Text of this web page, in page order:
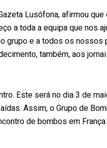
Lusófona, afirmou
a toda a equipa que nos
grupo e a todos os nossos
também, aos
Este será no dia 3 de
Assim, o Grupo de
de bombos em